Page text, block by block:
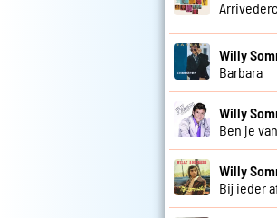
Willy
Barbara
Willy
Ben je
Willy
Bij ieder